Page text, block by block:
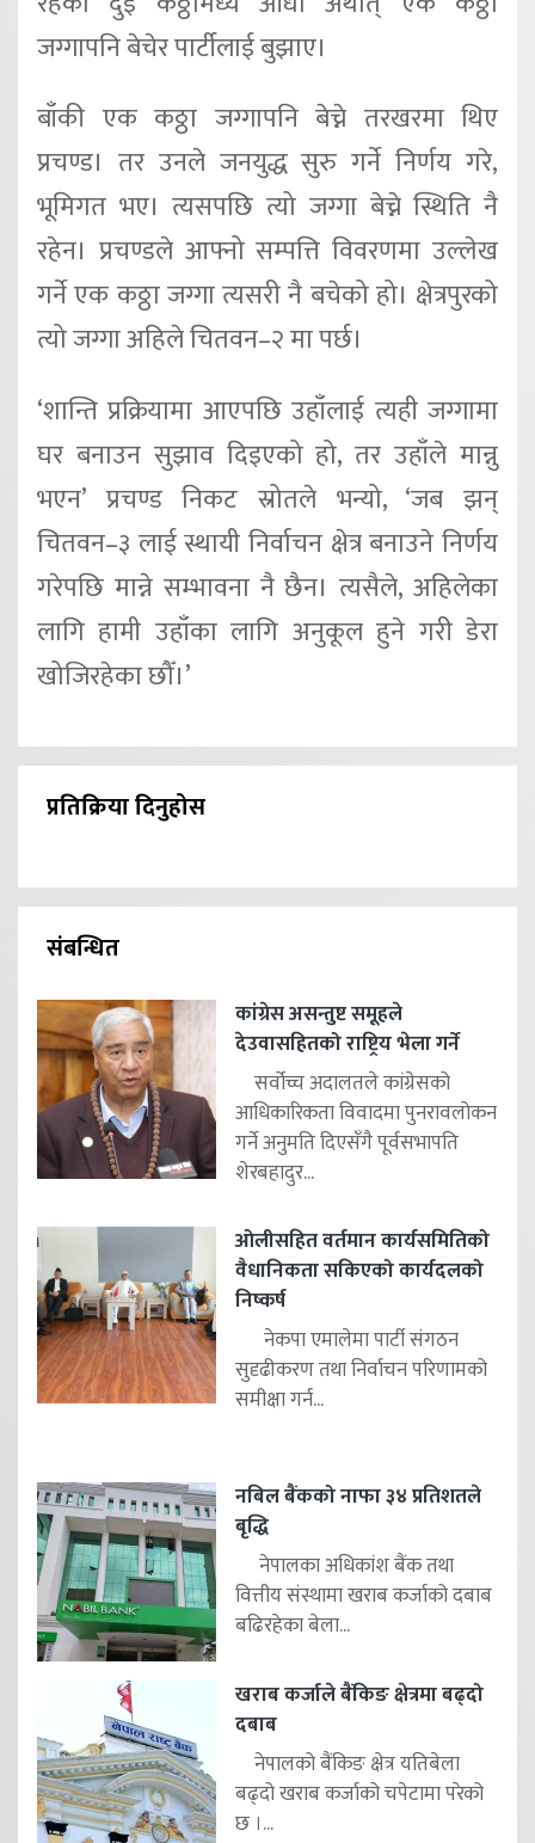
जग्गापनि बेचेर पार्टीलाई बुझाए।
बाँकी एक कठ्ठा जग्गापनि बेच्ने तरखरमा थिए
प्रचण्ड। तर उनले जनयुद्ध सुरु गर्ने निर्णय गरे,
भूमिगत भए। त्यसपछि त्यो जग्गा बेच्ने स्थिति नै
रहेन। प्रचण्डले आफ्नो सम्पत्ति विवरणमा उल्लेख
गर्ने एक कठ्ठा जग्गा त्यसरी नै बचेको हो। क्षेत्रपुरको
त्यो जग्गा अहिले चितवन–२ मा पर्छ।
‘शान्ति प्रक्रियामा आएपछि उहाँलाई त्यही जग्गामा
घर बनाउन सुझाव दिइएको हो, तर उहाँले मान्नु
भएन’ प्रचण्ड निकट स्रोतले भन्यो, ‘जब झन्
चितवन–३ लाई स्थायी निर्वाचन क्षेत्र बनाउने निर्णय
गरेपछि मान्ने सम्भावना नै छैन। त्यसैले, अहिलेका
लागि हामी उहाँका लागि अनुकूल हुने गरी डेरा
खोजिरहेका छौँ।’
प्रतिक्रिया दिनुहोस
संबन्धित
कांग्रेस असन्तुष्ट समूहले
देउवासहितको राष्ट्रिय भेला गर्ने
सर्वोच्च अदालतले कांग्रेसको
आधिकारिकता विवादमा पुनरावलोकन
गर्ने अनुमति दिएसँगै पूर्वसभापति
शेरबहादुर...
ओलीसहित वर्तमान कार्यसमितिको
वैधानिकता सकिएको कार्यदलको
निष्कर्ष
नेकपा एमालेमा पार्टी संगठन
सुदृढीकरण तथा निर्वाचन परिणामको
समीक्षा गर्न...
नबिल बैंकको नाफा ३४ प्रतिशतले
बृद्धि
नेपालका अधिकांश बैंक तथा
वित्तीय संस्थामा खराब कर्जाको दबाब
बढिरहेका बेला...
खराब कर्जाले बैंकिङ क्षेत्रमा बढ्दो
दबाब
नेपालको बैंकिङ क्षेत्र यतिबेला
बढ्दो खराब कर्जाको चपेटामा परेको
छ ।...